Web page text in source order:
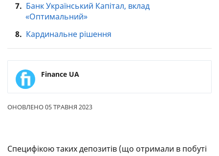
7. Банк Український Капітал, вклад
«Оптимальний»
8. Кардинальне рішення
Finance UA
ОНОВЛЕНО 05 ТРАВНЯ 2023
Специфікою таких депозитів (що отримали в побуті